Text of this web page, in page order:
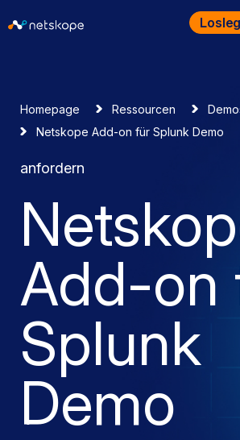
Homepage Ressourcen
Netskope Add-on für Splunk Demo
anfordern
Add-on
Splunk
Demo